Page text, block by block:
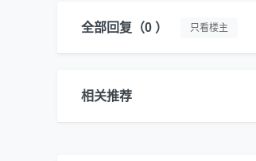
全部回复 （0 ） 只看楼主
相关推荐